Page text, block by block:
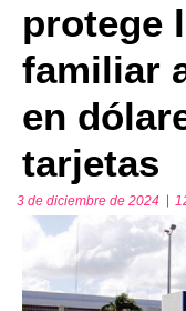
protege
familiar
en
tarjetas
3 de diciembre de 2024